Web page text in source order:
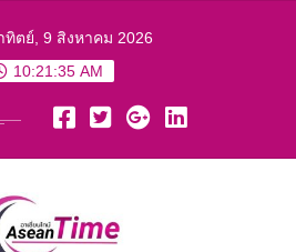
ทิตย์, 9 สิงหาคม 2026
10:21:36 AM